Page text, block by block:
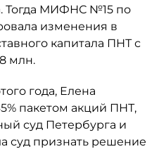
Тогда МИФНС №15 по
изменения в
капитала ПНТ с
млн.
года, Елена
пакетом акций ПНТ,
суд Петербурга и
суд признать решение